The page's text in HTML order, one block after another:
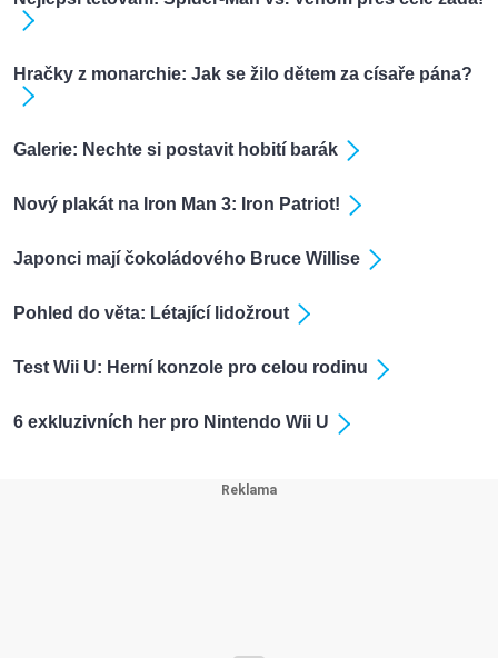
Hračky z monarchie: Jak se žilo dětem za císaře pána?
Galerie: Nechte si postavit hobití barák
Nový plakát na Iron Man 3: Iron Patriot!
Japonci mají čokoládového Bruce Willise
Pohled do věta: Létající lidožrout
Test Wii U: Herní konzole pro celou rodinu
6 exkluzivních her pro Nintendo Wii U